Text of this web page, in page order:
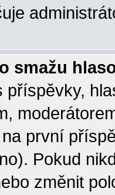
smažu
příspěvky,
první
Pokud
změnit